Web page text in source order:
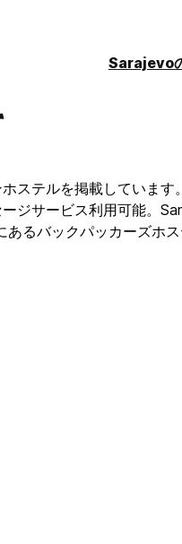
Sarajevo
テルを掲載しています
ジサービス利用可能。
るバックパッカーズホ